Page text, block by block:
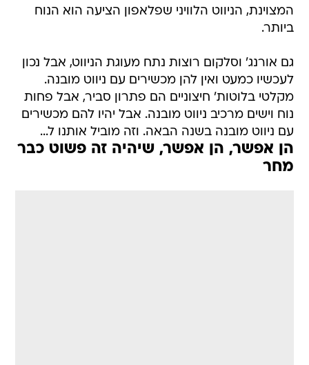
המצוינת, הניווט הלוויני שפלאפון הציעה הוא הנוח
ביותר.
גם אורנג' וסלקום רוצות נתח מעוגת הניווט, אבל נכון
לעכשיו כמעט ואין להן מכשירים עם ניווט מובנה.
מקלטי בלוטות' חיצוניים הם פתרון סביר, אבל פחות
נוח וישים מרכיב ניווט מובנה. אבל יהיו להם מכשירים
עם ניווט מובנה בשנה הבאה. וזה מוביל אותנו ל...
הן אפשר, הן אפשר, שיהיה זה פשוט כבר
מחר